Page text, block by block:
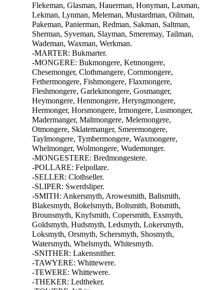
Flekeman, Glasman, Hauerman, Honyman, Laxman,
Lekman, Lynman, Meleman, Mustardman, Oilman,
Pakeman, Panierman, Redman, Sakman, Saltman,
Sherman, Syveman, Slayman, Smeremay, Tailman,
Wademan, Waxman, Werkman.
-MARTER: Bukmarter.
-MONGERE: Bukmongere, Ketmongere,
Chesemonger, Clothmangere, Cornmongere,
Fethermongere, Fishmongere, Flaxmongere,
Fleshmongere, Garlekmongere, Gosmanger,
Heymongere, Henmongere, Heryngmongere,
Hermonger, Horsmongere, Irmongere, Lusmonger,
Madermanger, Maltmongere, Melemongere,
Otmongere, Sklatemanger, Smeremongere,
Taylmongere, Tymbermongere, Waxmongere,
Whelmonger, Wolmongere, Wudemonger.
-MONGESTERE: Bredmongestere.
-POLLARE: Felpollare.
-SELLER: Clothseller.
-SLIPER: Swerdsliper.
-SMITH: Ankersmyth, Arowesmith, Balismith,
Blakesmyth, Bokelsmyth, Boltsmith, Botsmith,
Brounsmyth, Knyfsmith, Copersmith, Exsmyth,
Goldsmyth, Hudsmyth, Ledsmyth, Lokersmyth,
Loksmyth, Orsmyth, Schersmyth, Shosmyth,
Watersmyth, Whelsmyth, Whitesmyth.
-SNITHER: Lakensnither.
-TAWYERE: Whittewere.
-TEWERE: Whittewere.
-THEKER: Ledtheker.